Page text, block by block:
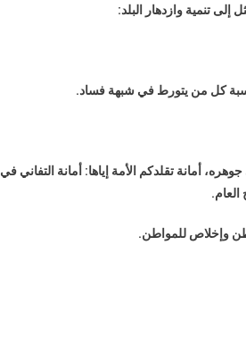
إلى تنمية وازدهار البلد:
كل من يتورط في شبهة فساد.
تقلدكم الأمة إياها: أمانة التفاني في
وإخلاص للمواطن.